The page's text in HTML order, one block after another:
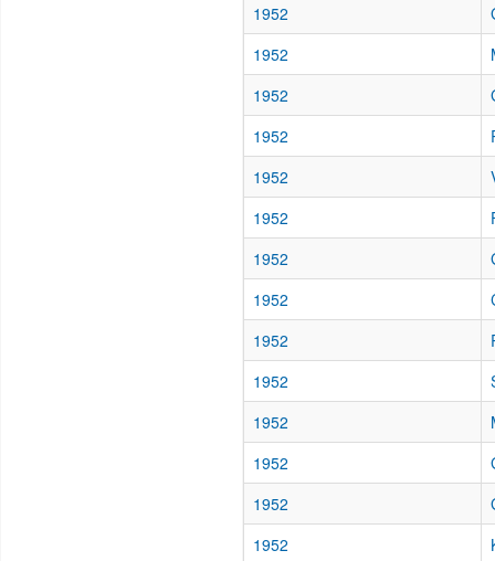
1952
1952
1952
1952
1952
1952
1952
1952
1952
1952
1952
1952
1952
1952